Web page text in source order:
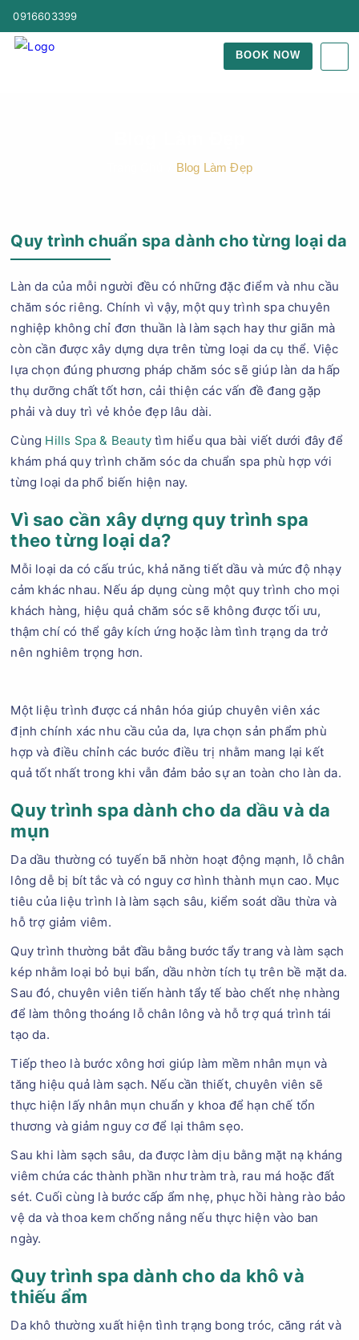
0916603399
BOOK NOW
Blog Làm Đẹp
Quy trình chuẩn spa dành cho từng loại da
Làn da của mỗi người đều có những đặc điểm và nhu cầu
chăm sóc riêng. Chính vì vậy, một quy trình spa chuyên
nghiệp không chỉ đơn thuần là làm sạch hay thư giãn mà
còn cần được xây dựng dựa trên từng loại da cụ thể. Việc
lựa chọn đúng phương pháp chăm sóc sẽ giúp làn da hấp
thụ dưỡng chất tốt hơn, cải thiện các vấn đề đang gặp
phải và duy trì vẻ khỏe đẹp lâu dài.
Cùng Hills Spa & Beauty tìm hiểu qua bài viết dưới đây để
khám phá quy trình chăm sóc da chuẩn spa phù hợp với
từng loại da phổ biến hiện nay.
Vì sao cần xây dựng quy trình spa
theo từng loại da?
Mỗi loại da có cấu trúc, khả năng tiết dầu và mức độ nhạy
cảm khác nhau. Nếu áp dụng cùng một quy trình cho mọi
khách hàng, hiệu quả chăm sóc sẽ không được tối ưu,
thậm chí có thể gây kích ứng hoặc làm tình trạng da trở
nên nghiêm trọng hơn.
Một liệu trình được cá nhân hóa giúp chuyên viên xác
định chính xác nhu cầu của da, lựa chọn sản phẩm phù
hợp và điều chỉnh các bước điều trị nhằm mang lại kết
quả tốt nhất trong khi vẫn đảm bảo sự an toàn cho làn da.
Quy trình spa dành cho da dầu và da
mụn
Da dầu thường có tuyến bã nhờn hoạt động mạnh, lỗ chân
lông dễ bị bít tắc và có nguy cơ hình thành mụn cao. Mục
tiêu của liệu trình là làm sạch sâu, kiểm soát dầu thừa và
hỗ trợ giảm viêm.
Quy trình thường bắt đầu bằng bước tẩy trang và làm sạch
kép nhằm loại bỏ bụi bẩn, dầu nhờn tích tụ trên bề mặt da.
Sau đó, chuyên viên tiến hành tẩy tế bào chết nhẹ nhàng
để làm thông thoáng lỗ chân lông và hỗ trợ quá trình tái
tạo da.
Tiếp theo là bước xông hơi giúp làm mềm nhân mụn và
tăng hiệu quả làm sạch. Nếu cần thiết, chuyên viên sẽ
thực hiện lấy nhân mụn chuẩn y khoa để hạn chế tổn
thương và giảm nguy cơ để lại thâm sẹo.
Sau khi làm sạch sâu, da được làm dịu bằng mặt nạ kháng
viêm chứa các thành phần như tràm trà, rau má hoặc đất
sét. Cuối cùng là bước cấp ẩm nhẹ, phục hồi hàng rào bảo
vệ da và thoa kem chống nắng nếu thực hiện vào ban
ngày.
Quy trình spa dành cho da khô và
thiếu ẩm
Da khô thường xuất hiện tình trạng bong tróc, căng rát và